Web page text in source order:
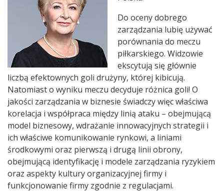
Do oceny dobrego
zarządzania lubię używać
porównania do meczu
piłkarskiego. Widzowie
ekscytują się głównie
liczbą efektownych goli drużyny, której kibicują.
Natomiast o wyniku meczu decyduje różnica goli! O
jakości zarządzania w biznesie świadczy więc właściwa
korelacja i współpraca między linią ataku – obejmującą
model biznesowy, wdrażanie innowacyjnych strategii i
ich właściwe komunikowanie rynkowi, a liniami
środkowymi oraz pierwszą i drugą linii obrony,
obejmującą identyfikację i modele zarządzania ryzykiem
oraz aspekty kultury organizacyjnej firmy i
funkcjonowanie firmy zgodnie z regulacjami.